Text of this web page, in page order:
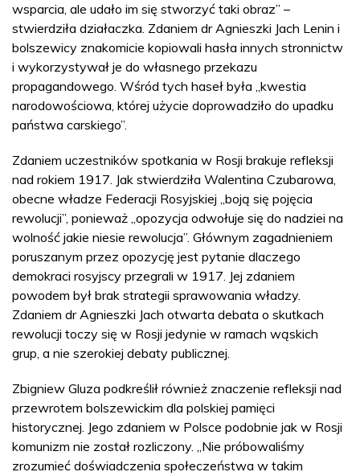
wsparcia, ale udało im się stworzyć taki obraz” –
stwierdziła działaczka. Zdaniem dr Agnieszki Jach Lenin i
bolszewicy znakomicie kopiowali hasła innych stronnictw
i wykorzystywał je do własnego przekazu
propagandowego. Wśród tych haseł była „kwestia
narodowościowa, której użycie doprowadziło do upadku
państwa carskiego”.
Zdaniem uczestników spotkania w Rosji brakuje refleksji
nad rokiem 1917. Jak stwierdziła Walentina Czubarowa,
obecne władze Federacji Rosyjskiej „boją się pojęcia
rewolucji”, ponieważ „opozycja odwołuje się do nadziei na
wolność jakie niesie rewolucja”. Głównym zagadnieniem
poruszanym przez opozycję jest pytanie dlaczego
demokraci rosyjscy przegrali w 1917. Jej zdaniem
powodem był brak strategii sprawowania władzy.
Zdaniem dr Agnieszki Jach otwarta debata o skutkach
rewolucji toczy się w Rosji jedynie w ramach wąskich
grup, a nie szerokiej debaty publicznej.
Zbigniew Gluza podkreślił również znaczenie refleksji nad
przewrotem bolszewickim dla polskiej pamięci
historycznej. Jego zdaniem w Polsce podobnie jak w Rosji
komunizm nie został rozliczony. „Nie próbowaliśmy
zrozumieć doświadczenia społeczeństwa w takim